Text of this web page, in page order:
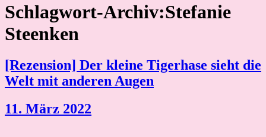
Schlagwort-Archiv:Stefanie
Steenken
[Rezension] Der kleine Tigerhase sieht die
Welt mit anderen Augen
11. März 2022